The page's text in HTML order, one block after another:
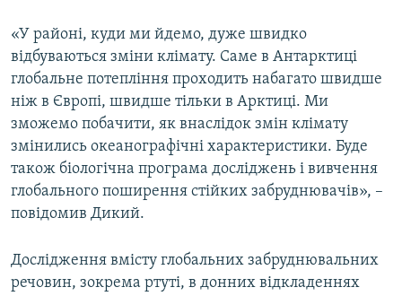
«У районі, куди ми йдемо, дуже швидко
відбуваються зміни клімату. Саме в Антарктиці
глобальне потепління проходить набагато швидше
ніж в Європі, швидше тільки в Арктиці. Ми
зможемо побачити, як внаслідок змін клімату
змінились океанографічні характеристики. Буде
також біологічна програма досліджень і вивчення
глобального поширення стійких забруднювачів», –
повідомив Дикий.
Дослідження вмісту глобальних забруднювальних
речовин, зокрема ртуті, в донних відкладеннях